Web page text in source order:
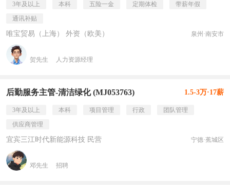
3年及以上 本科 五险一金 定期体检
带薪年假
通讯补贴
唯宝贸易（上海） 外资（欧美） 泉州·南安市
贺先生 人力资源经理
后勤服务主管-清洁绿化 (MJ053763) 1.5-3万·17薪
3年及以上 本科 项目管理 行政
团队管理
供应商管理
宜宾三江时代新能源科技 民营 宁德·蕉城区
邓先生 招聘